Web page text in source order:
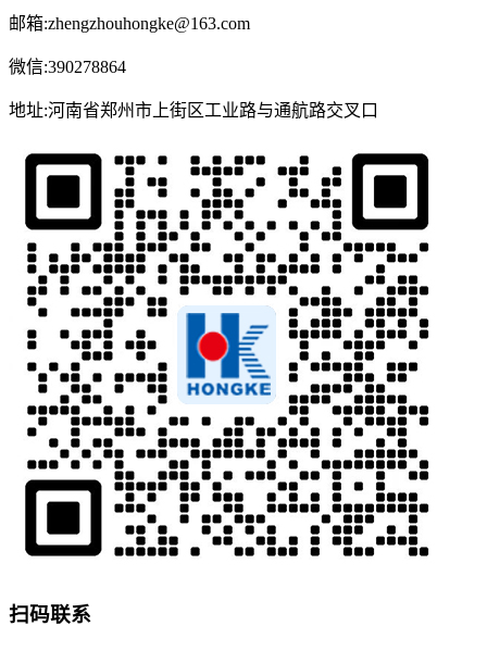
邮箱:zhengzhouhongke@163.com
微信:390278864
地址:河南省郑州市上街区工业路与通航路交叉口
扫码联系